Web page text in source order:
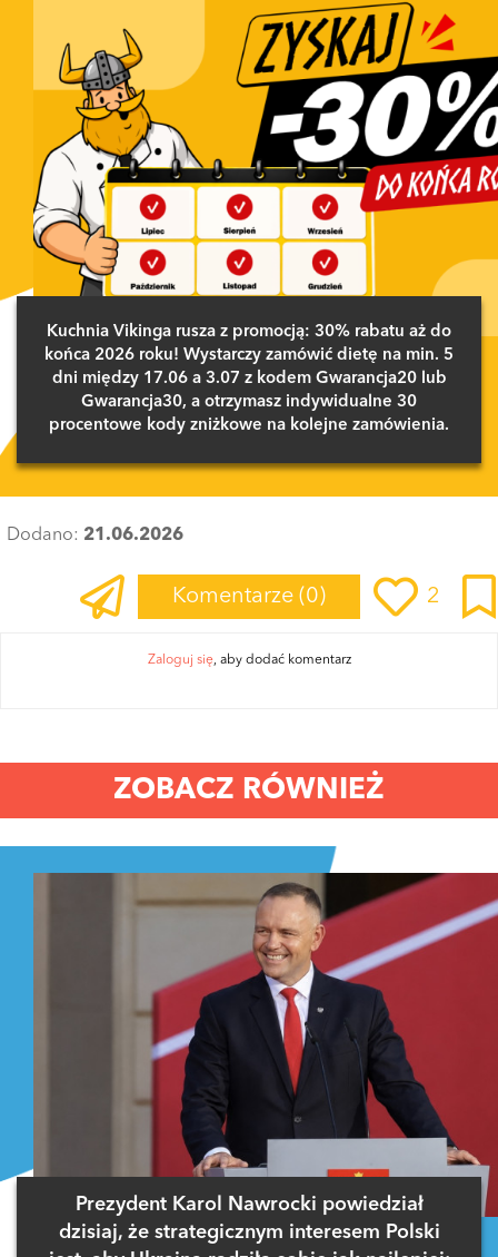
Kuchnia Vikinga rusza z promocją: 30% rabatu aż do
końca 2026 roku! Wystarczy zamówić dietę na min. 5
dni między 17.06 a 3.07 z kodem Gwarancja20 lub
Gwarancja30, a otrzymasz indywidualne 30
procentowe kody zniżkowe na kolejne zamówienia.
Dodano: 21.06.2026
Komentarze (0) 2
Zaloguj się, aby dodać komentarz
ZOBACZ RÓWNIEŻ
Prezydent Karol Nawrocki powiedział
dzisiaj, że strategicznym interesem Polski